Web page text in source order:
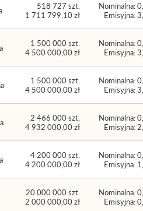
518 727 szt.
1 711 799,10 zł
Nominalna:
Emisyjna:
1 500 000 szt.
4 500 000,00 zł
Nominalna:
Emisyjna:
1 500 000 szt.
4 500 000,00 zł
Nominalna:
Emisyjna:
2 466 000 szt.
4 932 000,00 zł
Nominalna:
Emisyjna:
4 200 000 szt.
4 200 000,00 zł
Nominalna:
Emisyjna:
20 000 000 szt.
2 000 000,00 zł
Nominalna:
Emisyjna: